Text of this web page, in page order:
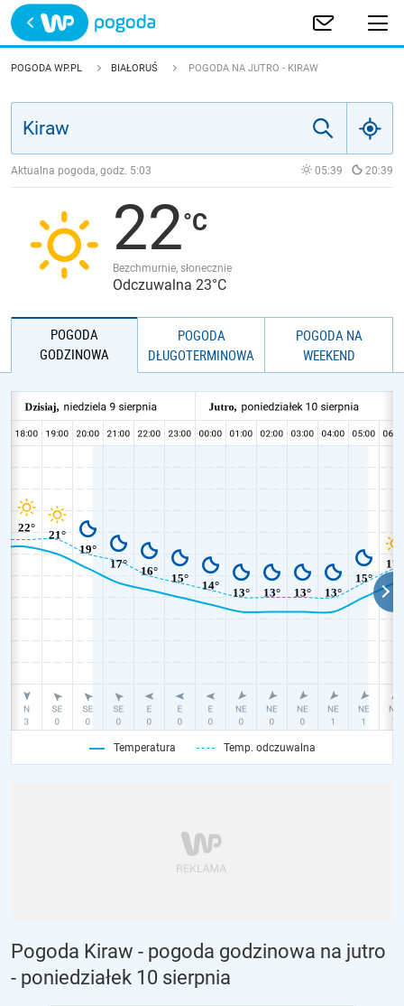
Trwa ładowanie
POLSKA
JAKOŚĆ POWIETRZA
POGODA WP.PL BIAŁORUŚ POGODA NA JUTRO - KIRAW
Aktualna pogoda, godz. 5:03 05:39 20:39
22
Bezchmurnie, słonecznie
Odczuwalna 23°C
POGODA
GODZINOWA
POGODA
DŁUGOTERMINOWA
POGODA NA
WEEKEND
Temperatura Temp. odczuwalna
Pogoda Kiraw - pogoda godzinowa na jutro
- poniedziałek 10 sierpnia